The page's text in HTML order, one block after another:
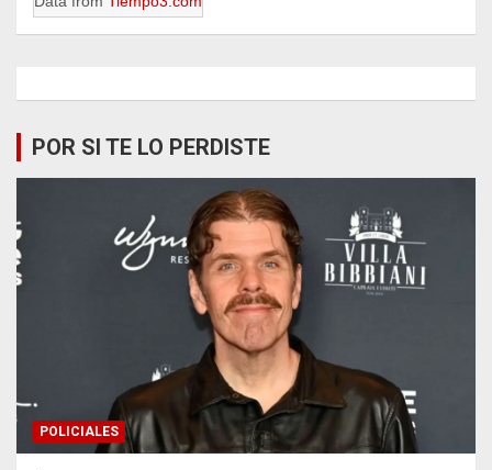
POR SI TE LO PERDISTE
POLICIALES